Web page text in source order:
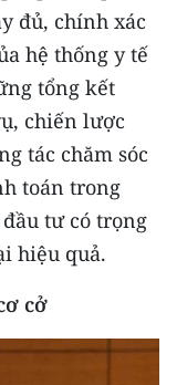
đủ, chính xác
hệ thống y tế
tổng kết
chiến lược
tác chăm sóc
toán trong
tư có trọng
hiệu quả.
cở